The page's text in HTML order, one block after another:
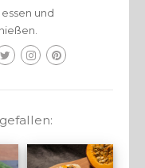
essen und